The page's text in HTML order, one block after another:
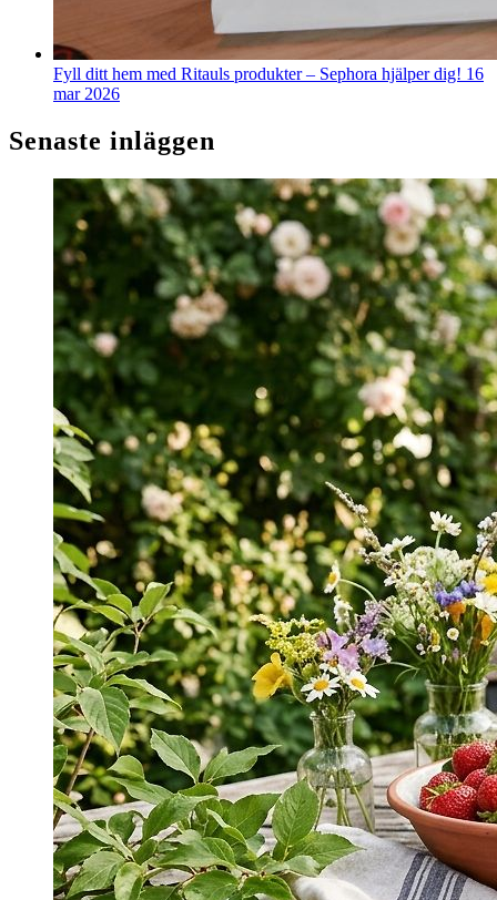
Fyll ditt hem med Ritauls produkter – Sephora hjälper dig! 16
mar 2026
Senaste inläggen